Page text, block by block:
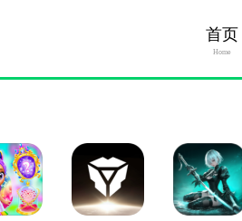
首页
Home